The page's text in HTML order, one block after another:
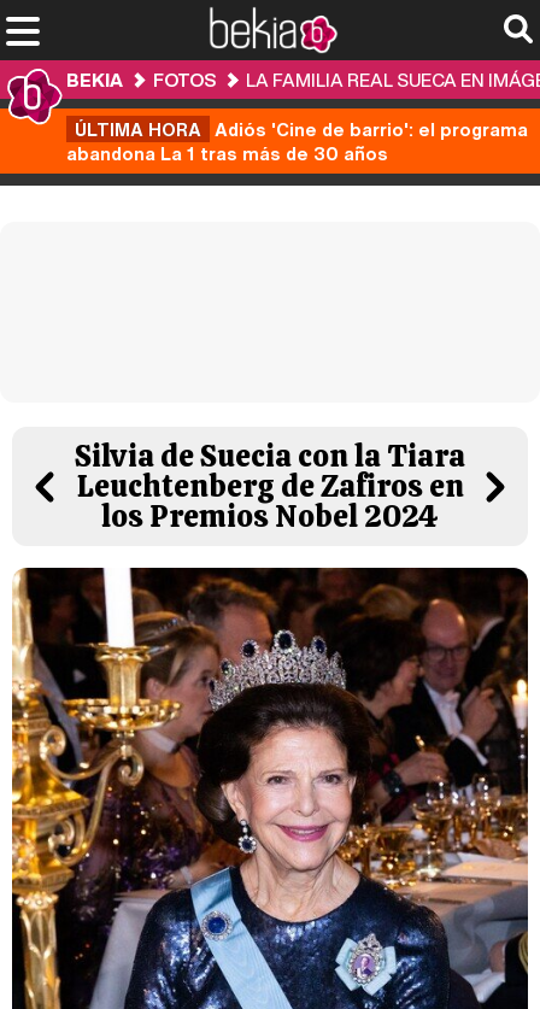
BEKIA FOTOS
LA FAMILIA REAL SUECA EN
ÚLTIMA HORA Adiós 'Cine de barrio': el programa
abandona La 1 tras más de 30 años
Silvia de Suecia con la Tiara
Leuchtenberg de Zafiros en
los Premios Nobel 2024